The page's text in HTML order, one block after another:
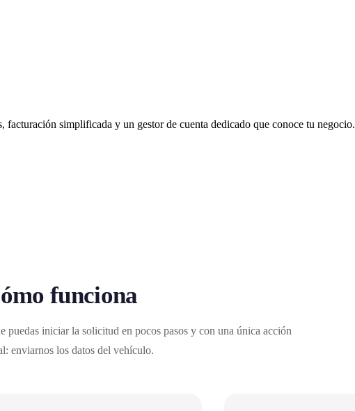
facturación simplificada y un gestor de cuenta dedicado que conoce tu negocio.
funciona
puedas iniciar la solicitud en pocos pasos y con una única acción
enviarnos los datos del vehículo.